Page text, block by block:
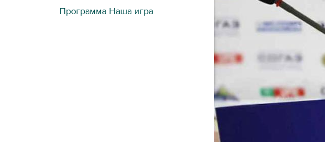
Программа Наша игра